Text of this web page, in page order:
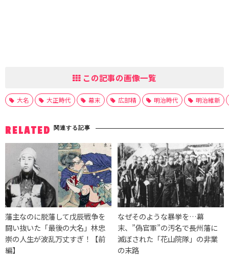
この記事の画像一覧
大名 大正時代 幕末 広部精 明治時代 明治維新
RELATED 関連する記事
藩主なのに脱藩して戊辰戦争を
闘い抜いた「最後の大名」林忠
崇の人生が波乱万丈すぎ！【前
編】
なぜそのような暴挙を…幕
末、”偽官軍”の汚名で長州藩に
滅ぼされた「花山院隊」の非業
の末路